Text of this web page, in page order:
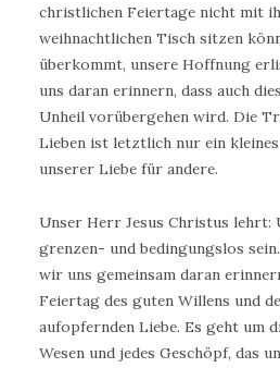
christlichen Feiertage nicht mit
weihnachtlichen Tisch sitzen
überkommt, unsere Hoffnung
uns daran erinnern, dass auch
Unheil vorübergehen wird. Die
Lieben ist letztlich nur ein
unserer Liebe für andere.
Unser Herr Jesus Christus lehrt:
grenzen- und bedingungslos
wir uns gemeinsam daran
Feiertag des guten Willens und
aufopfernden Liebe. Es geht um
Wesen und jedes Geschöpf, das